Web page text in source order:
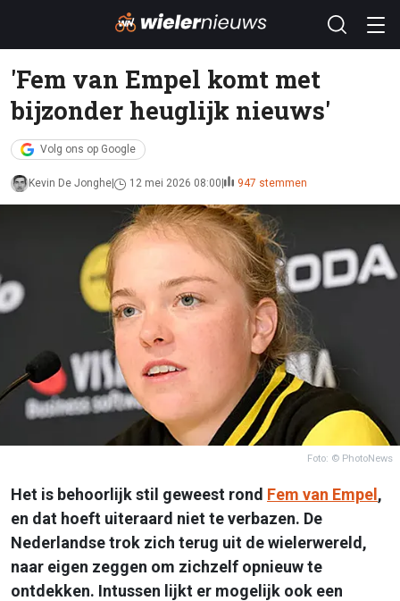
'Fem van Empel komt met
bijzonder heuglijk nieuws'
Volg ons op Google
Kevin De Jonghe 12 mei 2026 08:00 947 stemmen
Foto: © PhotoNews
Het is behoorlijk stil geweest rond Fem van Empel,
en dat hoeft uiteraard niet te verbazen. De
Nederlandse trok zich terug uit de wielerwereld,
naar eigen zeggen om zichzelf opnieuw te
ontdekken. Intussen lijkt er mogelijk ook een